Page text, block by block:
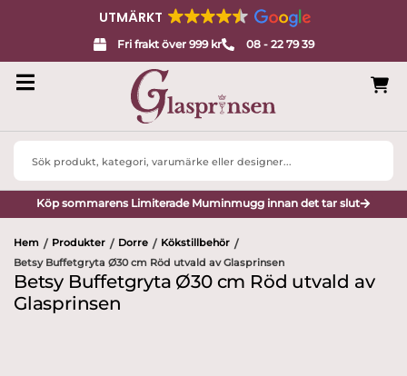
UTMÄRKT
Fri frakt över 999 kr 08 - 22 79 39
Search
Köp sommarens Limiterade Muminmugg innan det tar slut
Hem / Produkter / Dorre / Kökstillbehör /
Betsy Buffetgryta Ø30 cm Röd utvald av Glasprinsen
Betsy Buffetgryta Ø30 cm Röd utvald av
Glasprinsen